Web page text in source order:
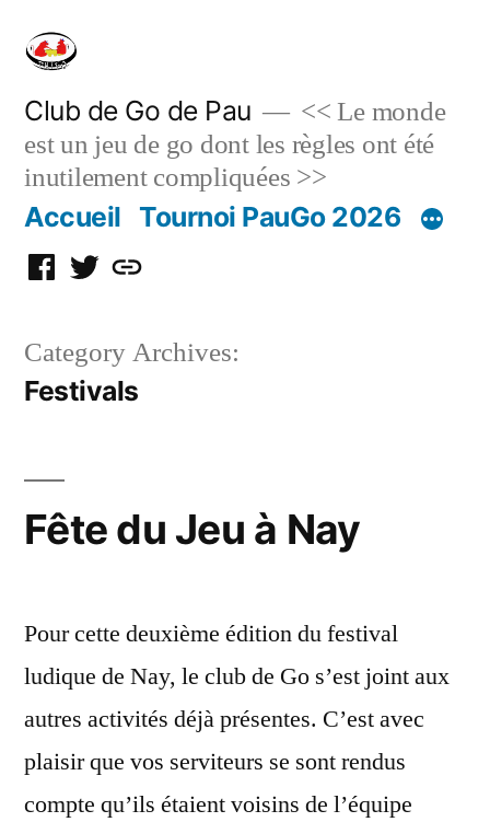
content
Club de Go de Pau
<< Le monde
est un jeu de go dont les règles ont été
inutilement compliquées >>
Accueil Tournoi PauGo 2026
Facebook
TwitterDiscord
Category Archives:
Festivals
Fête du Jeu à Nay
Pour cette deuxième édition du festival
ludique de Nay, le club de Go s’est joint aux
autres activités déjà présentes. C’est avec
plaisir que vos serviteurs se sont rendus
compte qu’ils étaient voisins de l’équipe